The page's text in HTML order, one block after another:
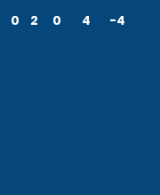
0 2 0 4 -4